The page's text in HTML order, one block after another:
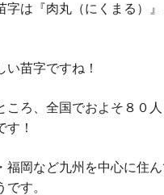
字は『肉丸 （にくまる）』
い苗字ですね！
ろ、 全国でおよそ８０
す！
福岡など九州を中心に住
す。